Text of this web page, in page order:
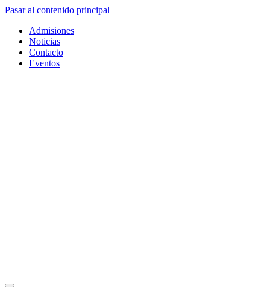
Pasar al contenido principal
Admisiones
Noticias
Contacto
Eventos